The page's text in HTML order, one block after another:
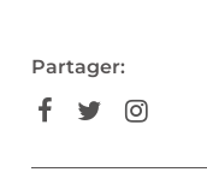
Partager: